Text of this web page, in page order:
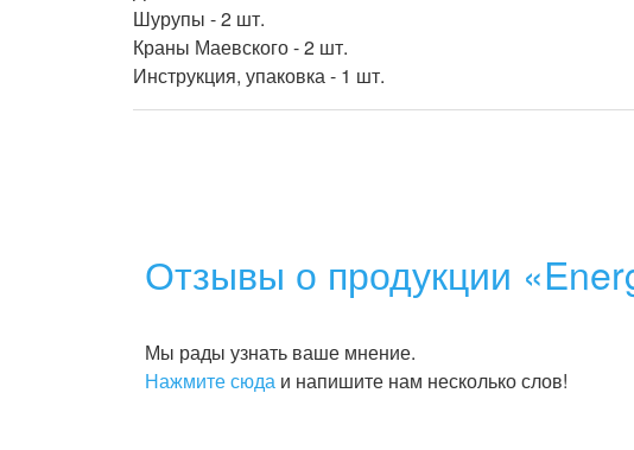
Шурупы - 2 шт.
Краны Маевского - 2 шт.
Отзывы о продукции
Мы рады узнать ваше мнение.
Нажмите сюда и напишите нам несколько слов!